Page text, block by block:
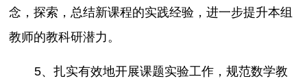
念，探索，总结新课程的实践经验，进一步提升本组
教师的教科研潜力。
5、扎实有效地开展课题实验工作，规范数学教